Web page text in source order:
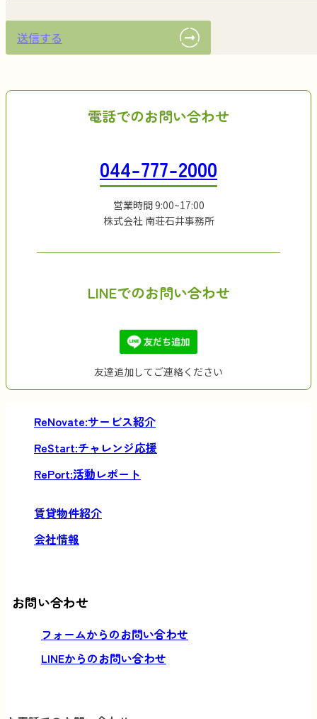
送信する
電話でのお問い合わせ
044-777-2000
営業時間 9:00~17:00
株式会社 南荘石井事務所
LINEでのお問い合わせ
友達追加してご連絡ください
サービス紹介
チャレンジ応援
活動レポート
賃貸物件紹介
会社情報
お問い合わせ
フォームからのお問い合わせ
LINEからのお問い合わせ